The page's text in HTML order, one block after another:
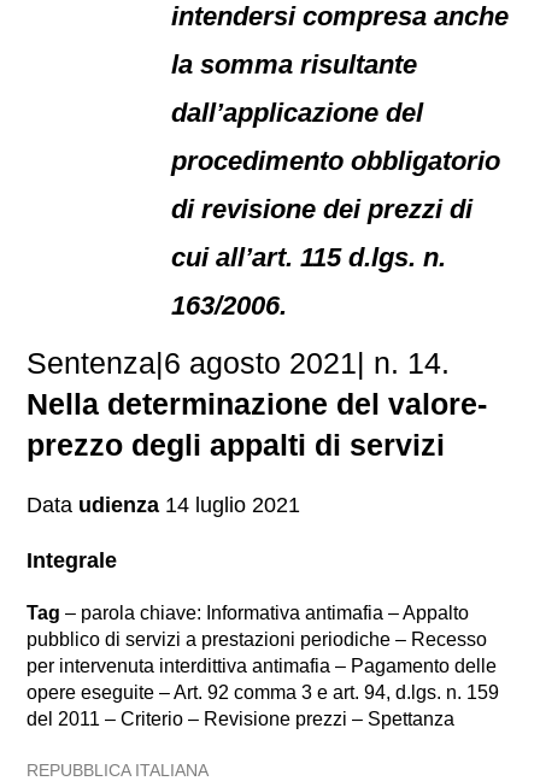
intendersi compresa anche
la somma risultante
dall’applicazione del
procedimento obbligatorio
di revisione dei prezzi di
cui all’art. 115 d.lgs. n.
163/2006.
Sentenza|6 agosto 2021| n. 14.
Nella determinazione del valore-
prezzo degli appalti di servizi
Data udienza 14 luglio 2021
Integrale
Tag – parola chiave: Informativa antimafia – Appalto
pubblico di servizi a prestazioni periodiche – Recesso
per intervenuta interdittiva antimafia – Pagamento delle
opere eseguite – Art. 92 comma 3 e art. 94, d.lgs. n. 159
del 2011 – Criterio – Revisione prezzi – Spettanza
REPUBBLICA ITALIANA